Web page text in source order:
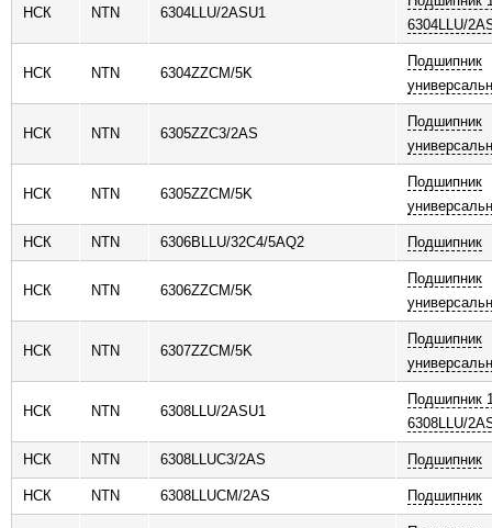
НСК NTN 6304LLU/2ASU1
6304LLU/
НСК NTN 6304ZZCM/5K
Подшипник
НСК NTN 6305ZZC3/2AS
Подшипник
НСК NTN 6305ZZCM/5K
Подшипник
НСК NTN 6306BLLU/32C4/5AQ2 Подшипник
НСК NTN 6306ZZCM/5K
Подшипник
НСК NTN 6307ZZCM/5K
Подшипник
НСК NTN 6308LLU/2ASU1
Подшипник
6308LLU/
НСК NTN 6308LLUC3/2AS Подшипник
НСК NTN 6308LLUCM/2AS Подшипник